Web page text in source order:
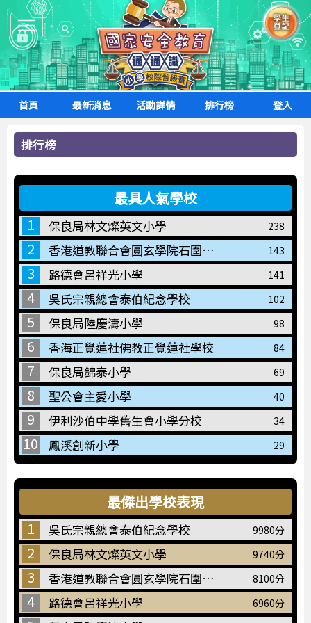
Toggle
navigation
首頁 最新消息 活動詳情 排行榜 登入
排行榜
最具人氣學校
1
保良局林文燦英文小學 238
2 香港道教聯合會圓玄學院石圍角小學 143
3 路德會呂祥光小學 141
4 吳氏宗親總會泰伯紀念學校 102
5 保良局陸慶濤小學 98
6 香海正覺蓮社佛教正覺蓮社學校 84
7 保良局錦泰小學 69
8 聖公會主愛小學 40
9 伊利沙伯中學舊生會小學分校 34
10 鳳溪創新小學 29
最傑出學校表現
1
吳氏宗親總會泰伯紀念學校 9980分
2 保良局林文燦英文小學 9740分
3 香港道教聯合會圓玄學院石圍角小學 8100分
4 路德會呂祥光小學 6960分